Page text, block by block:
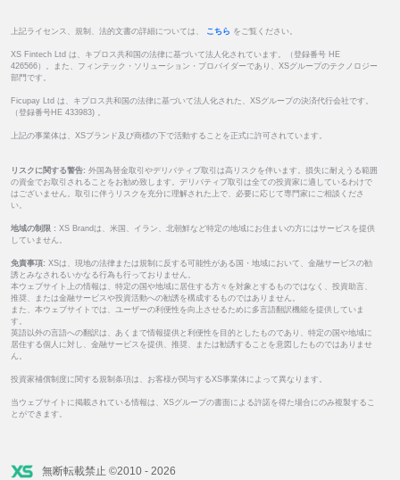
上記ライセンス、規制、法的文書の詳細については、 こちら をご覧ください。
XS Fintech Ltd は、キプロス共和国の法律に基づいて法人化されています。（登録番号 HE
426566）。また、フィンテック・ソリューション・プロバイダーであり、XSグループのテクノロジー
部門です。
Ficupay Ltd は、キプロス共和国の法律に基づいて法人化された、XSグループの決済代行会社です。
（登録番号HE 433983) 。
上記の事業体は、XSブランド及び商標の下で活動することを正式に許可されています。
リスクに関する警告: 外国為替金取引やデリバティブ取引は高リスクを伴います。損失に耐えうる範囲
の資金でお取引されることをお勧め致します。デリバティブ取引は全ての投資家に適しているわけで
はございません。取引に伴うリスクを充分に理解された上で、必要に応じて専門家にご相談くださ
い。
地域の制限 : XS Brandは、米国、イラン、北朝鮮など特定の地域にお住まいの方にはサービスを提供
していません。
免責事項: XSは、現地の法律または規制に反する可能性がある国・地域において、金融サービスの勧
誘とみなされるいかなる行為も行っておりません。
本ウェブサイト上の情報は、特定の国や地域に居住する方々を対象とするものではなく、投資助言、
推奨、または金融サービスや投資活動への勧誘を構成するものではありません。
また、本ウェブサイトでは、ユーザーの利便性を向上させるために多言語翻訳機能を提供していま
す。
英語以外の言語への翻訳は、あくまで情報提供と利便性を目的としたものであり、特定の国や地域に
居住する個人に対し、金融サービスを提供、推奨、または勧誘することを意図したものではありませ
ん。
投資家補償制度に関する規制条項は、お客様が関与するXS事業体によって異なります。
当ウェブサイトに掲載されている情報は、XSグループの書面による許諾を得た場合にのみ複製するこ
とができます。
無断転載禁止 ©2010 - 2026